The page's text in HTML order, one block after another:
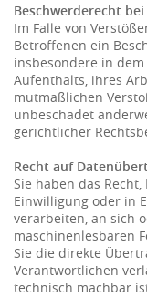
Beschwerderecht
Im Falle von
Betroffenen ein
insbesondere in
Aufenthalts, ihres
mutmaßlichen
unbeschadet
gerichtlicher
Recht auf
Sie haben das
Einwilligung oder in
verarbeiten, an sich
maschinenlesbaren
Sie die direkte
Verantwortlichen
technisch machbar